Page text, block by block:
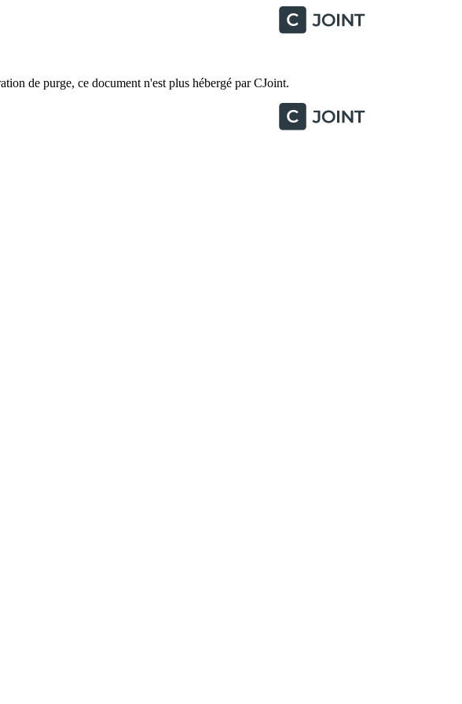
de purge, ce document n'est plus hébergé par CJoint.